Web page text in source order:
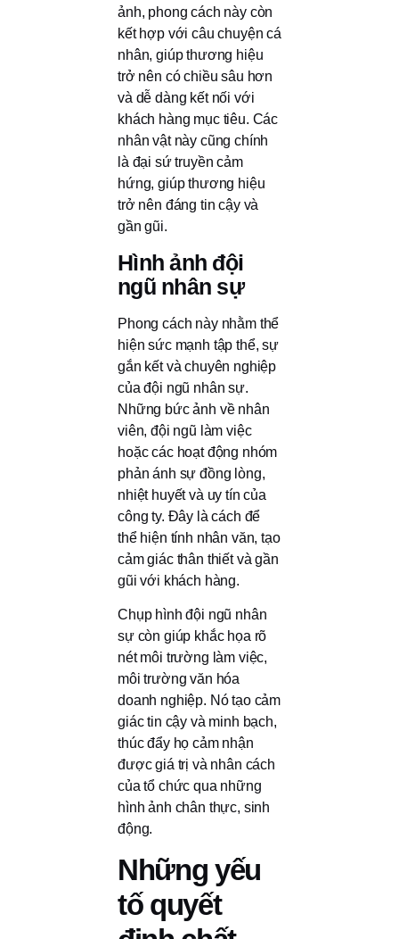
ảnh, phong cách này còn
kết hợp với câu chuyện cá
nhân, giúp thương hiệu
trở nên có chiều sâu hơn
và dễ dàng kết nối với
khách hàng mục tiêu. Các
nhân vật này cũng chính
là đại sứ truyền cảm
hứng, giúp thương hiệu
trở nên đáng tin cậy và
gần gũi.
Hình ảnh đội
ngũ nhân sự
Phong cách này nhằm thể
hiện sức mạnh tập thể, sự
gắn kết và chuyên nghiệp
của đội ngũ nhân sự.
Những bức ảnh về nhân
viên, đội ngũ làm việc
hoặc các hoạt động nhóm
phản ánh sự đồng lòng,
nhiệt huyết và uy tín của
công ty. Đây là cách để
thể hiện tính nhân văn, tạo
cảm giác thân thiết và gần
gũi với khách hàng.
Chụp hình đội ngũ nhân
sự còn giúp khắc họa rõ
nét môi trường làm việc,
môi trường văn hóa
doanh nghiệp. Nó tạo cảm
giác tin cậy và minh bạch,
thúc đẩy họ cảm nhận
được giá trị và nhân cách
của tổ chức qua những
hình ảnh chân thực, sinh
động.
Những yếu
tố quyết